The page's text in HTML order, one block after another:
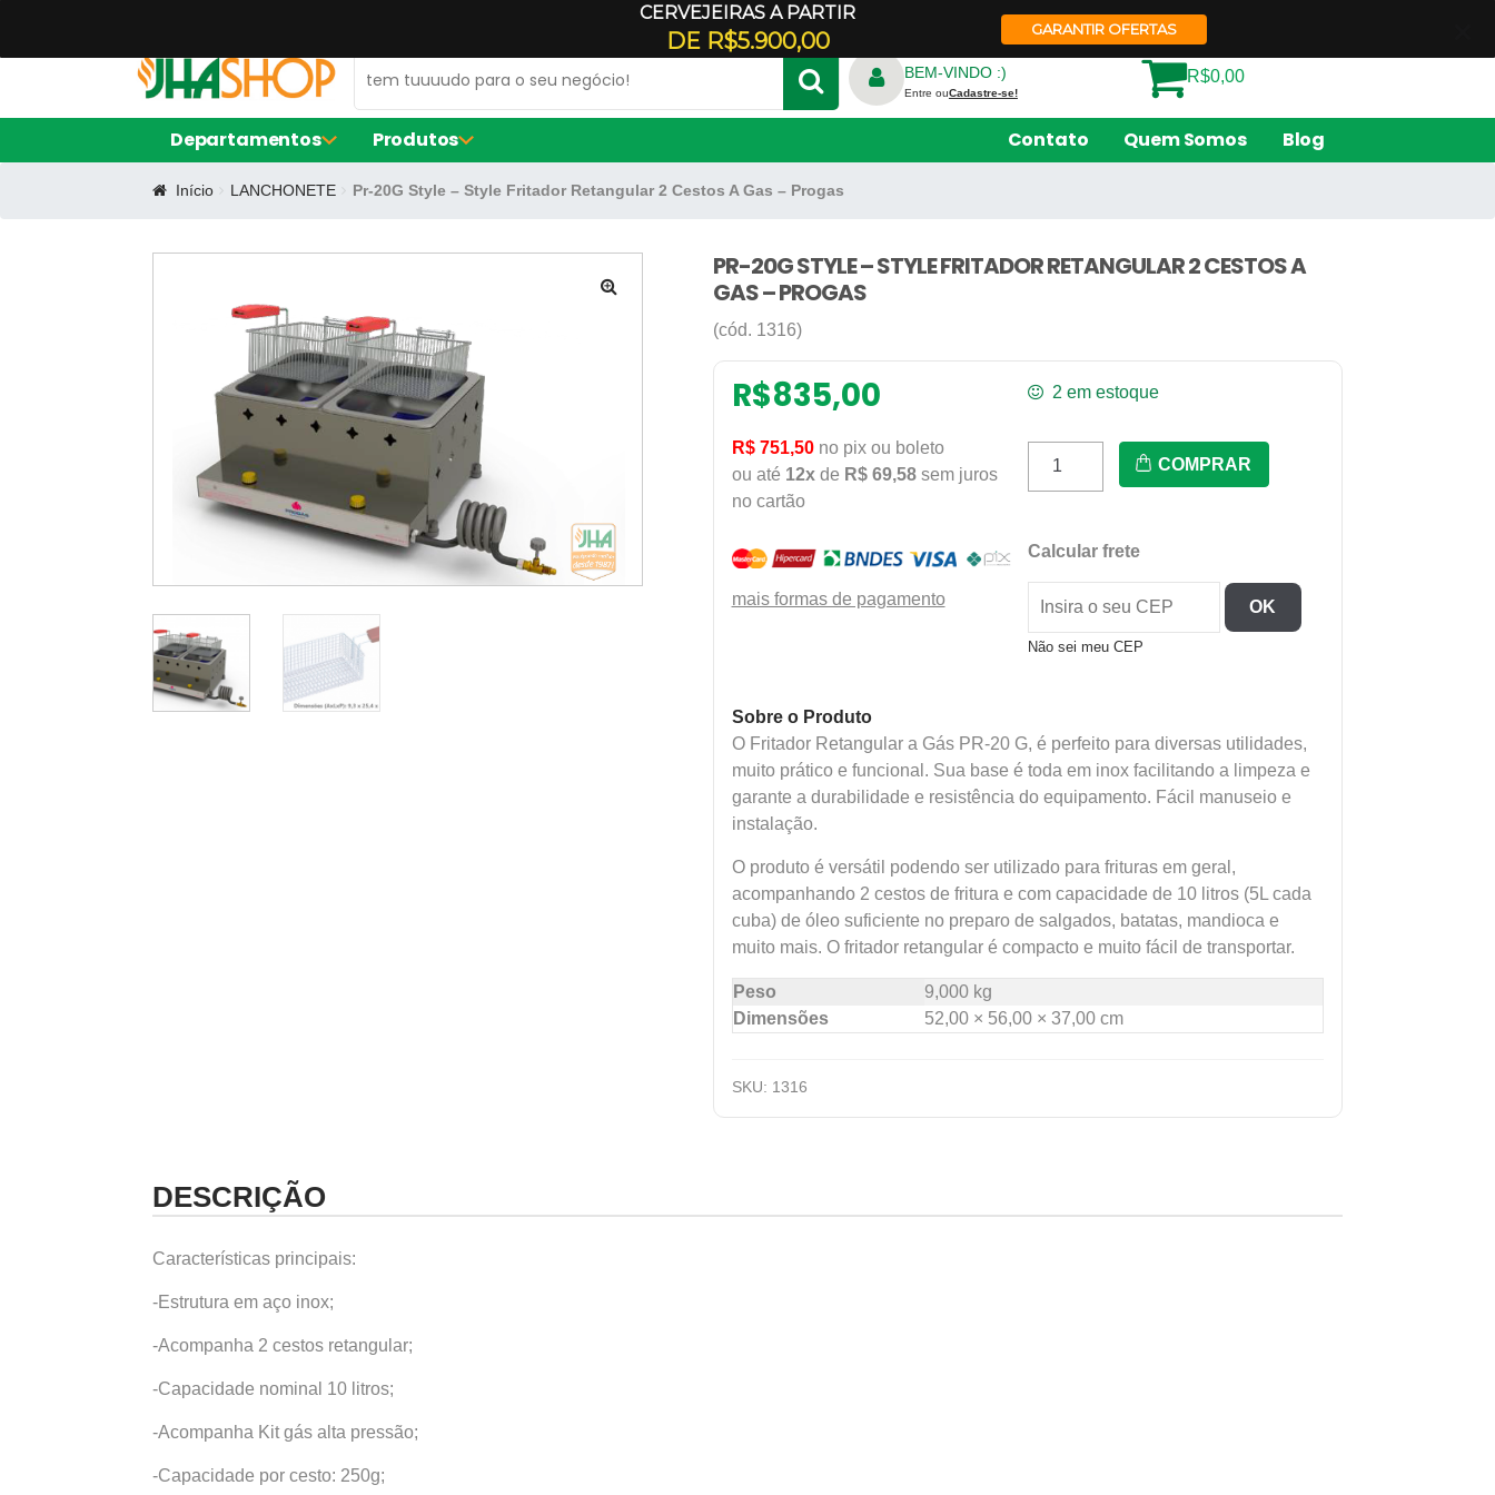
CERVEJEIRAS A PARTIR
DE R$5.900,00 GARANTIR OFERTAS Quem Somos
BEM-VINDO :)
Entre ouCadastre-se!
R$0,00
Departamentos
AMACIADOR DE CARNE
BALCÃO DE SERVIÇO
CERVEJEIRA
CAFETEIRAS
FORNO ELÉTRICO
LIQUIDIFICADORES
FORMA DE SILICONE
FORMA REDONDA
FORMINHAS
FORNO TURBO
FORNO REFRATÁRIO
GELADEIRA COMERCIAL
PANELA DE ARROZ
Produtos Contato Quem Somos Blog
Início LANCHONETE Pr-20G Style – Style Fritador Retangular 2 Cestos A Gas – Progas
PR-20G STYLE – STYLE FRITADOR RETANGULAR 2 CESTOS A
GAS – PROGAS
(cód. 1316)
R$835,00
R$ 751,50no pix ou boleto
ou até 12xde R$ 69,58sem juros
no cartão
mais formas de pagamento
2 em estoque
Style
Fritador
Retangular
2
-
Progas
quantidade
COMPRAR
Calcular frete
OK
Não sei meu CEP
Sobre o Produto
O Fritador Retangular a Gás PR-20 G, é perfeito para diversas utilidades,
muito prático e funcional. Sua base é toda em inox facilitando a limpeza e
garante a durabilidade e resistência do equipamento. Fácil manuseio e
instalação.
O produto é versátil podendo ser utilizado para frituras em geral,
acompanhando 2 cestos de fritura e com capacidade de 10 litros (5L cada
cuba) de óleo suficiente no preparo de salgados, batatas, mandioca e
muito mais. O fritador retangular é compacto e muito fácil de transportar.
Peso
9,000 kg
Dimensões
52,00 × 56,00 × 37,00 cm
SKU: 1316
DESCRIÇÃO
Características principais:
-Estrutura em aço inox;
-Acompanha 2 cestos retangular;
-Capacidade nominal 10 litros;
-Acompanha Kit gás alta pressão;
-Capacidade por cesto: 250g;